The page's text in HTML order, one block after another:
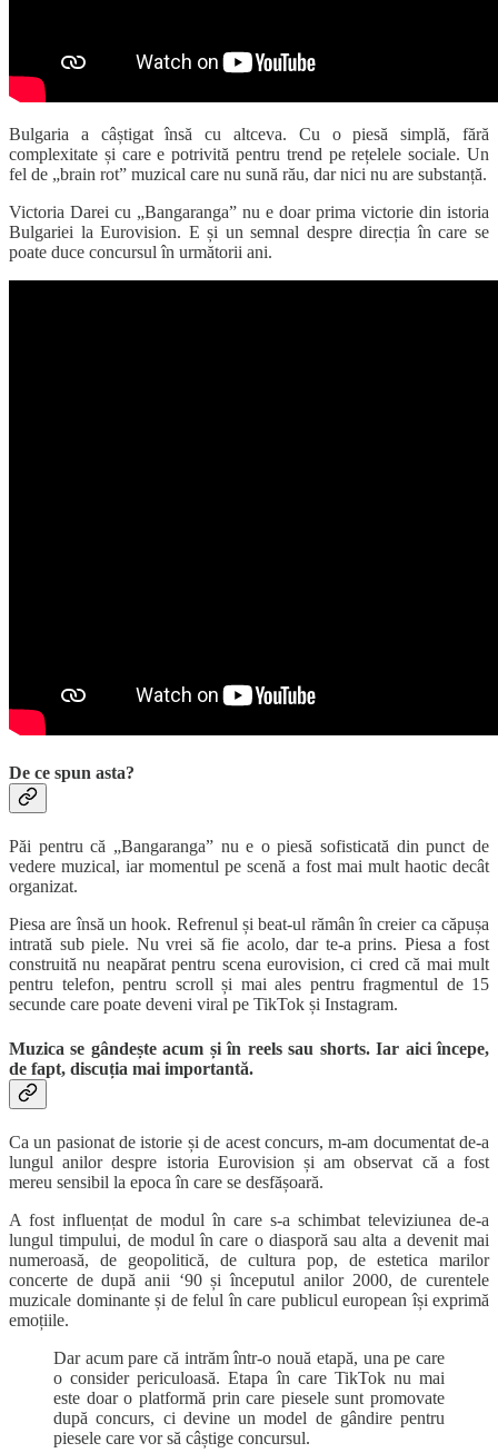
Bulgaria a câștigat însă cu altceva. Cu o piesă simplă, fără
complexitate și care e potrivită pentru trend pe rețelele sociale. Un
fel de „brain rot” muzical care nu sună rău, dar nici nu are substanță.
Victoria Darei cu „Bangaranga” nu e doar prima victorie din istoria
Bulgariei la Eurovision. E și un semnal despre direcția în care se
poate duce concursul în următorii ani.
De ce spun asta?
Păi pentru că „Bangaranga” nu e o piesă sofisticată din punct de
vedere muzical, iar momentul pe scenă a fost mai mult haotic decât
organizat.
Piesa are însă un hook. Refrenul și beat-ul rămân în creier ca căpușa
intrată sub piele. Nu vrei să fie acolo, dar te-a prins. Piesa a fost
construită nu neapărat pentru scena eurovision, ci cred că mai mult
pentru telefon, pentru scroll și mai ales pentru fragmentul de 15
secunde care poate deveni viral pe TikTok și Instagram.
Muzica se gândește acum și în reels sau shorts. Iar aici începe,
de fapt, discuția mai importantă.
Ca un pasionat de istorie și de acest concurs, m-am documentat de-a
lungul anilor despre istoria Eurovision și am observat că a fost
mereu sensibil la epoca în care se desfășoară.
A fost influențat de modul în care s-a schimbat televiziunea de-a
lungul timpului, de modul în care o diasporă sau alta a devenit mai
numeroasă, de geopolitică, de cultura pop, de estetica marilor
concerte de după anii ‘90 și începutul anilor 2000, de curentele
muzicale dominante și de felul în care publicul european își exprimă
emoțiile.
Dar acum pare că intrăm într-o nouă etapă, una pe care
o consider periculoasă. Etapa în care TikTok nu mai
este doar o platformă prin care piesele sunt promovate
după concurs, ci devine un model de gândire pentru
piesele care vor să câștige concursul.